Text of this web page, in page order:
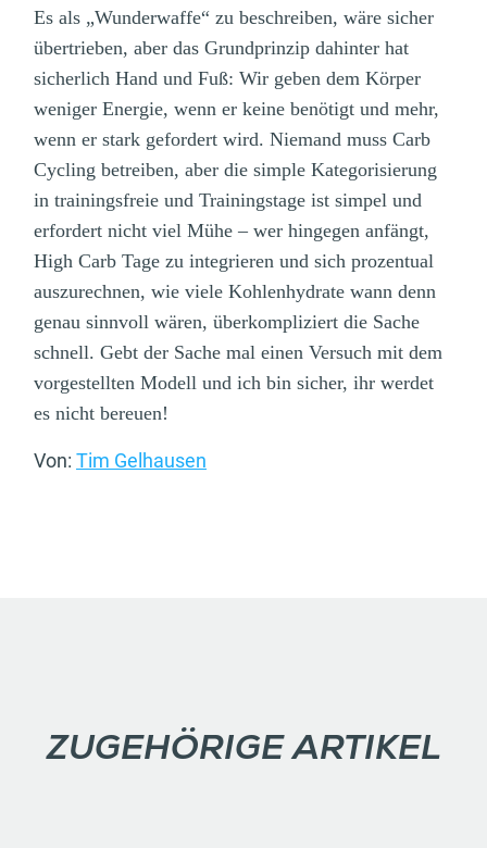
Es als „Wunderwaffe“ zu beschreiben, wäre sicher
übertrieben, aber das Grundprinzip dahinter hat
sicherlich Hand und Fuß: Wir geben dem Körper
weniger Energie, wenn er keine benötigt und mehr,
wenn er stark gefordert wird. Niemand muss Carb
Cycling betreiben, aber die simple Kategorisierung
in trainingsfreie und Trainingstage ist simpel und
erfordert nicht viel Mühe – wer hingegen anfängt,
High Carb Tage zu integrieren und sich prozentual
auszurechnen, wie viele Kohlenhydrate wann denn
genau sinnvoll wären, überkompliziert die Sache
schnell. Gebt der Sache mal einen Versuch mit dem
vorgestellten Modell und ich bin sicher, ihr werdet
es nicht bereuen!
Von: Tim Gelhausen
ZUGEHÖRIGE ARTIKEL